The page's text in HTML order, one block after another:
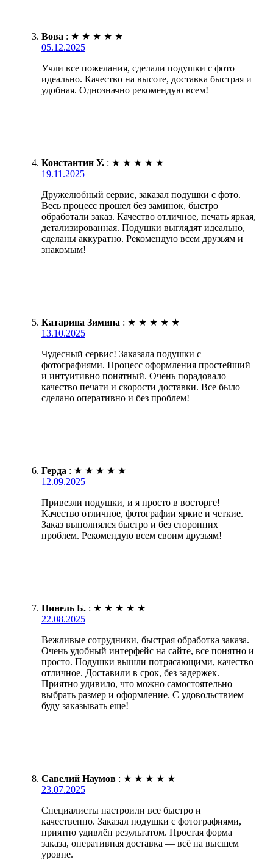
Вова : ★ ★ ★ ★ ★
05.12.2025
Учли все пожелания, сделали подушки с фото
идеально. Качество на высоте, доставка быстрая и
удобная. Однозначно рекомендую всем!
Константин У. : ★ ★ ★ ★ ★
19.11.2025
Дружелюбный сервис, заказал подушки с фото.
Весь процесс прошел без заминок, быстро
обработали заказ. Качество отличное, печать яркая,
детализированная. Подушки выглядят идеально,
сделаны аккуратно. Рекомендую всем друзьям и
знакомым!
Катарина Зимина : ★ ★ ★ ★ ★
13.10.2025
Чудесный сервис! Заказала подушки с
фотографиями. Процесс оформления простейший
и интуитивно понятный. Очень порадовало
качество печати и скорости доставки. Все было
сделано оперативно и без проблем!
Герда : ★ ★ ★ ★ ★
12.09.2025
Привезли подушки, и я просто в восторге!
Качество отличное, фотографии яркие и четкие.
Заказ выполнялся быстро и без сторонних
проблем. Рекомендую всем своим друзьям!
Нинель Б. : ★ ★ ★ ★ ★
22.08.2025
Вежливые сотрудники, быстрая обработка заказа.
Очень удобный интерфейс на сайте, все понятно и
просто. Подушки вышли потрясающими, качество
отличное. Доставили в срок, без задержек.
Приятно удивило, что можно самостоятельно
выбрать размер и оформление. С удовольствием
буду заказывать еще!
Савелий Наумов : ★ ★ ★ ★ ★
23.07.2025
Специалисты настроили все быстро и
качественно. Заказал подушки с фотографиями,
приятно удивлён результатом. Простая форма
заказа, оперативная доставка — всё на высшем
уровне.